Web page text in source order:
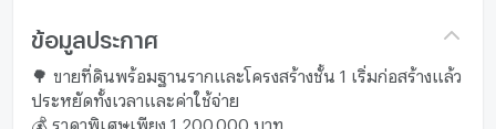
ข้อมูลประกาศ
🌳 ขายที่ดินพร้อมฐานรากและโครงสร้างชั้น 1 เริ่มก่อสร้างแล้ว
ประหยัดทั้งเวลาและค่าใช้จ่าย
💰 ราคาพิเศษเพียง 1,200,000 บาท